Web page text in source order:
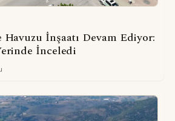
İnşaatı Devam Ediyor:
İnceledi